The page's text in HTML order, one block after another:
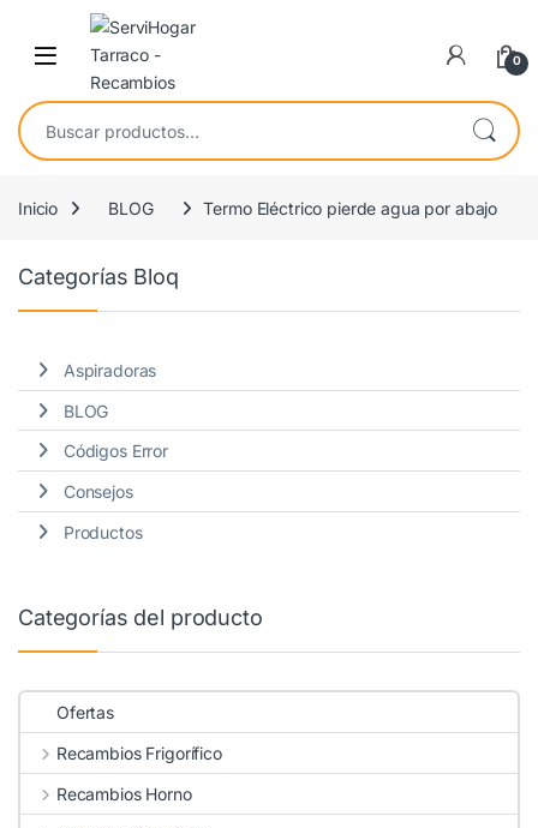
Saltar a navegación
saltar al contenido
Open 0
Buscar por:
Inicio BLOG Termo Eléctrico pierde agua por abajo
Categorías Bloq
Aspiradoras
BLOG
Códigos Error
Consejos
Productos
Categorías del producto
Ofertas
Recambios Frigorífico
Recambios Horno